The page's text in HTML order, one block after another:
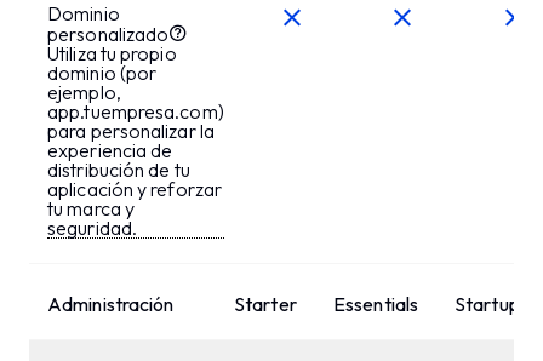
Dominio
personalizado
Utiliza tu propio
dominio (por
ejemplo,
app.tuempresa.com)
para personalizar la
experiencia de
distribución de tu
aplicación y reforzar
tu marca y
seguridad.
Administración Starter Essentials Startup